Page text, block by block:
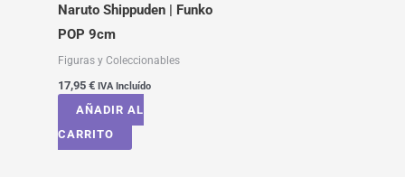
Naruto Shippuden | Funko
POP 9cm
Figuras y Coleccionables
17,95 € IVA Incluído
AÑADIR AL
CARRITO